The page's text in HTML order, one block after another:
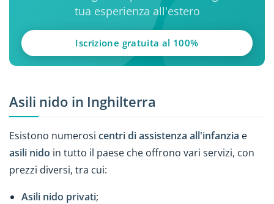
tua esperienza all'estero
Iscrizione gratuita al 100%
Asili nido in Inghilterra
Esistono numerosi centri di assistenza all'infanzia e
asili nido in tutto il paese che offrono vari servizi, con
prezzi diversi, tra cui:
Asili nido privati;